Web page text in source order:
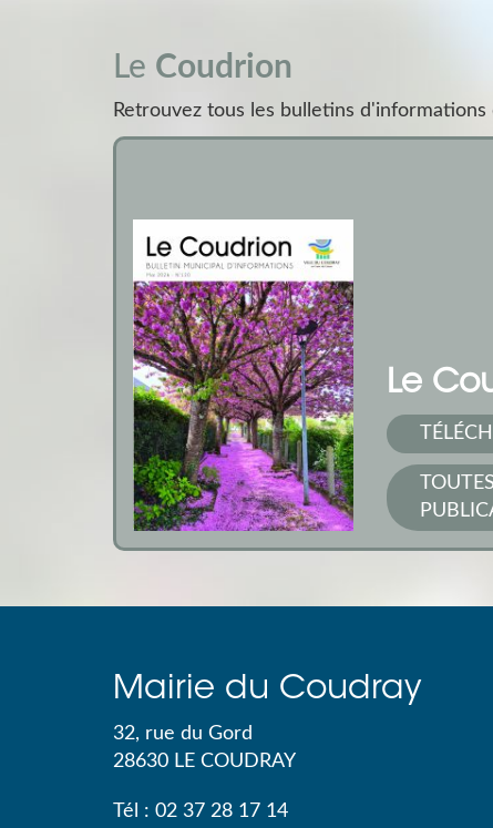
Le Coudrion
Retrouvez tous les bulletins
Le
Mairie du Coudray
32, rue du Gord
28630 LE COUDRAY
Tél : 02 37 28 17 14